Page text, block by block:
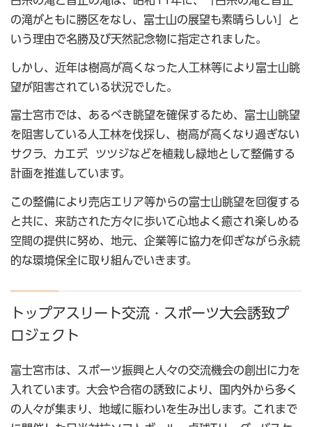
の滝がともに勝区をなし、富士山の展望も素晴らしい」と
いう理由で名勝及び天然記念物に指定されました。
しかし、近年は樹高が高くなった人工林等により富士山眺
望が阻害されている状況でした。
富士宮市では、あるべき眺望を確保するため、富士山眺望
を阻害している人工林を伐採し、樹高が高くなり過ぎない
サクラ、カエデ、ツツジなどを植栽し緑地として整備する
計画を推進しています。
この整備により売店エリア等からの富士山眺望を回復する
と共に、来訪された方々に歩いて心地よく癒され楽しめる
空間の提供に努め、地元、企業等に協力を仰ぎながら永続
的な環境保全に取り組んでいきます。
トップアスリート交流・スポーツ大会誘致プ
ロジェクト
富士宮市は、スポーツ振興と人々の交流機会の創出に力を
入れています。大会や合宿の誘致により、国内外から多く
の人々が集まり、地域に賑わいを生み出します。これまで